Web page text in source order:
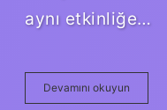
aynı etkinliğe…
Devamını okuyun
çift